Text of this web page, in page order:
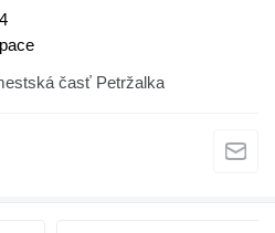
časť Petržalka